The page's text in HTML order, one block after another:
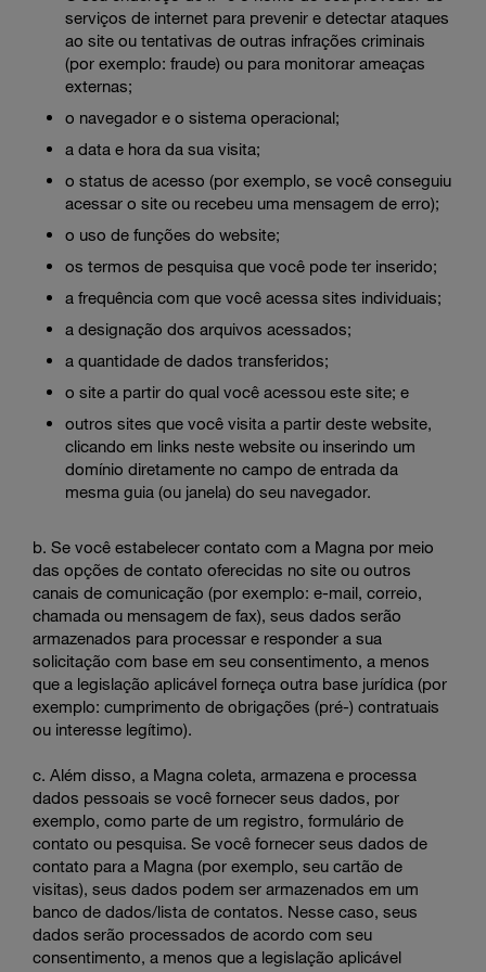
serviços de internet para prevenir e detectar ataques
ao site ou tentativas de outras infrações criminais
(por exemplo: fraude) ou para monitorar ameaças
externas;
o navegador e o sistema operacional;
a data e hora da sua visita;
o status de acesso (por exemplo, se você conseguiu
acessar o site ou recebeu uma mensagem de erro);
o uso de funções do website;
os termos de pesquisa que você pode ter inserido;
a frequência com que você acessa sites individuais;
a designação dos arquivos acessados;
a quantidade de dados transferidos;
o site a partir do qual você acessou este site; e
outros sites que você visita a partir deste website,
clicando em links neste website ou inserindo um
domínio diretamente no campo de entrada da
mesma guia (ou janela) do seu navegador.
b. Se você estabelecer contato com a Magna por meio
das opções de contato oferecidas no site ou outros
canais de comunicação (por exemplo: e-mail, correio,
chamada ou mensagem de fax), seus dados serão
armazenados para processar e responder a sua
solicitação com base em seu consentimento, a menos
que a legislação aplicável forneça outra base jurídica (por
exemplo: cumprimento de obrigações (pré-) contratuais
ou interesse legítimo).
c. Além disso, a Magna coleta, armazena e processa
dados pessoais se você fornecer seus dados, por
exemplo, como parte de um registro, formulário de
contato ou pesquisa. Se você fornecer seus dados de
contato para a Magna (por exemplo, seu cartão de
visitas), seus dados podem ser armazenados em um
banco de dados/lista de contatos. Nesse caso, seus
dados serão processados de acordo com seu
consentimento, a menos que a legislação aplicável